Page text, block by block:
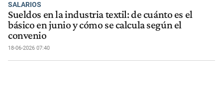
SALARIOS
Sueldos en la industria textil: de cuánto es el
básico en junio y cómo se calcula según el
convenio
18-06-2026 07:40